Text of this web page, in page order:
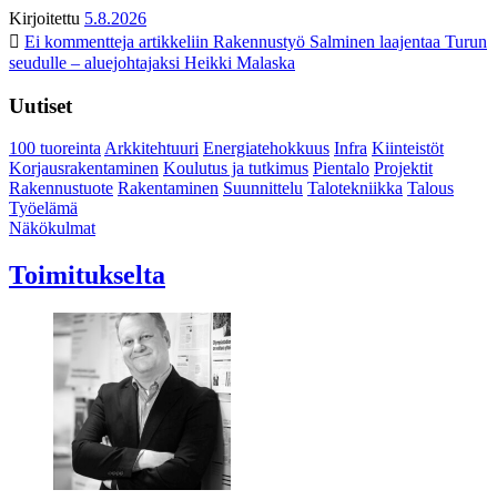
Kirjoitettu 5.8.2026
Ei kommentteja artikkeliin Rakennustyö Salminen laajentaa Turun
seudulle – aluejohtajaksi Heikki Malaska
Uutiset
100 tuoreintaArkkitehtuuri Energiatehokkuus Infra Kiinteistöt
Korjausrakentaminen Koulutus ja tutkimus Pientalo Projektit
Rakennustuote Rakentaminen Suunnittelu Talotekniikka Talous
Työelämä
Näkökulmat
Toimitukselta